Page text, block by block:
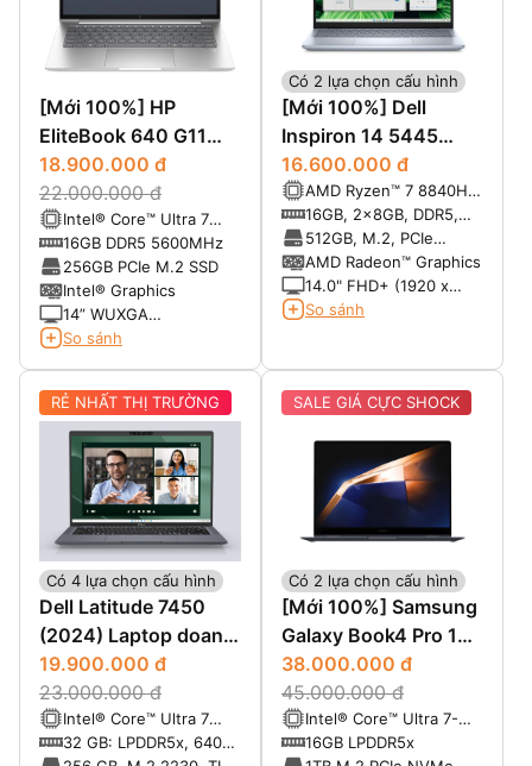
[Mới 100%] HP
EliteBook 640 G11
(2024)
18.900.000 đ
22.000.000 đ
Intel® Core™ Ultra 7
155U vPro (12-Core,
14-Thread, 12MB
Cache, up to 4.8GHz
Max Turbo Frequency)
16GB DDR5 5600MHz
256GB PCIe M.2 SSD
Intel® Graphics
14” WUXGA
(1920*1200) IPS, Anti-
So sánh
Có 2 lựa chọn cấu hình
[Mới 100%] Dell
Inspiron 14 5445
(2024)
16.600.000 đ
AMD Ryzen™ 7 8840HS
8-core/16-thread
Processor with
Radeon™ Graphics
16GB, 2x8GB, DDR5,
5600 MT/s
512GB, M.2, PCIe
NVMe, SSD
AMD Radeon™ Graphics
14.0" FHD+ (1920 x
1280), 300 nits, 100%
So sánh
Có 4 lựa chọn cấu hình
RẺ NHẤT THỊ TRƯỜNG
Dell Latitude 7450
(2024) Laptop doanh
nhân cao cấp
19.900.000 đ
23.000.000 đ
Intel® Core™ Ultra 7
165U, vPRO (12MB
32 GB: LPDDR5x, 6400
Có 2 lựa chọn cấu hình
SALE GIÁ CỰC SHOCK
[Mới 100%] Samsung
Galaxy Book4 Pro 16
x360 (2024)
38.000.000 đ
45.000.000 đ
Intel® Core™ Ultra 7-
155H (16 Cores, 22
16GB LPDDR5x